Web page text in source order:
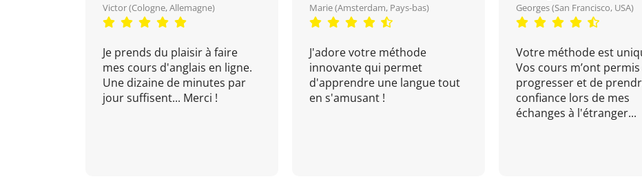
Victor (Cologne, Allemagne)
Je prends du plaisir à faire
mes cours d'anglais en ligne.
Une dizaine de minutes par
jour suffisent... Merci !
Marie (Amsterdam, Pays-bas)
J'adore votre méthode
innovante qui permet
d'apprendre une langue tout
en s'amusant !
Georges (San Francisco, USA)
Votre méthode est
Vos cours m’ont
progresser et de
confiance lors de mes
échanges à l'étranger...